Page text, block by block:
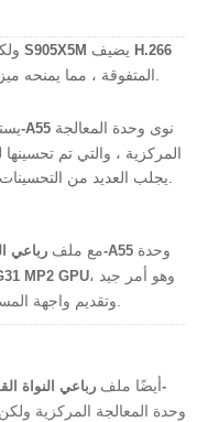
S905X5M
H.266
ذراع القشرة-A55
المركزية ، والتي تم
: يأتي S905x4 مع ملفرباعي النواة القشرة-A55
MP2 GPU، وهو أمر جيد
: يستخدم S905x5M أيضًا ملف رباعي النواة